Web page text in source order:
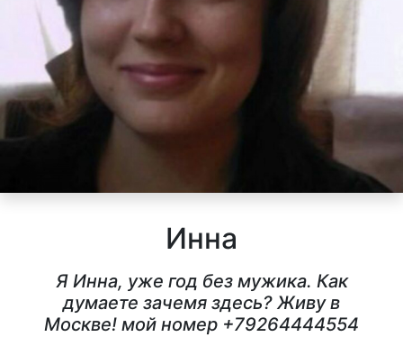
Инна
Я Инна, уже год без мужика. Как
думаете зачемя здесь? Живу в
Москве! мой номер +79264444554